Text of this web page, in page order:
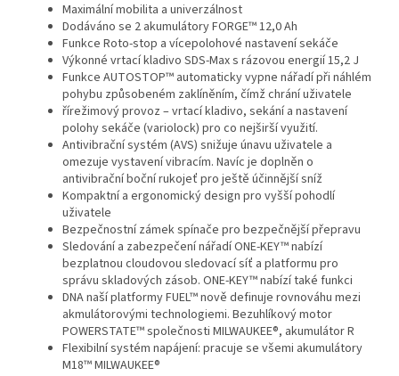
Maximální mobilita a univerzálnost
Dodáváno se 2 akumulátory FORGE™ 12,0 Ah
Funkce Roto-stop a vícepolohové nastavení sekáče
Výkonné vrtací kladivo SDS-Max s rázovou energií 15,2 J
Funkce AUTOSTOP™ automaticky vypne nářadí při náhlém
pohybu způsobeném zaklíněním, čímž chrání uživatele
řírežimový provoz – vrtací kladivo, sekání a nastavení
polohy sekáče (variolock) pro co nejširší využití.
Antivibrační systém (AVS) snižuje únavu uživatele a
omezuje vystavení vibracím. Navíc je doplněn o
antivibrační boční rukojeť pro ještě účinnější sníž
Kompaktní a ergonomický design pro vyšší pohodlí
uživatele
Bezpečnostní zámek spínače pro bezpečnější přepravu
Sledování a zabezpečení nářadí ONE-KEY™ nabízí
bezplatnou cloudovou sledovací síť a platformu pro
správu skladových zásob. ONE-KEY™ nabízí také funkci
DNA naší platformy FUEL™ nově definuje rovnováhu mezi
akmulátorovými technologiemi. Bezuhlíkový motor
POWERSTATE™ společnosti MILWAUKEE®, akumulátor R
Flexibilní systém napájení: pracuje se všemi akumulátory
M18™ MILWAUKEE®